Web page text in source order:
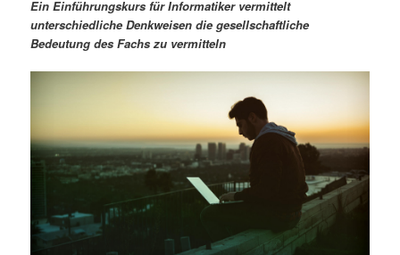
ä
r
n
n
n
d
r
n
n
a
v
i
o
Ein Einführungskurs für Informatiker vermittelt
unterschiedliche Denkweisen die gesellschaftliche
Bedeutung des Fachs zu vermitteln